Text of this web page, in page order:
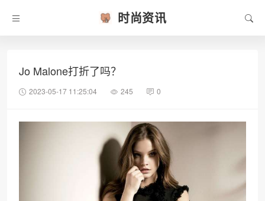
时尚资讯
Jo Malone打折了吗？
2023-05-17 11:25:04 245 0